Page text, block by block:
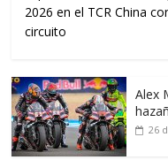
2026 en el TCR China
circuito
Alex
26